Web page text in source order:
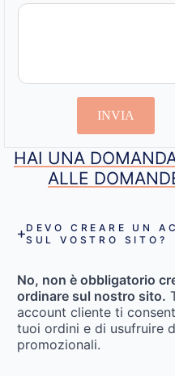
INVIA
HAI UNA
ALLE
DEVO CREARE UN
SUL VOSTRO SITO?
No, non è obbligatorio
ordinare sul nostro sito.
account cliente ti
tuoi ordini e di usufruire
promozionali.